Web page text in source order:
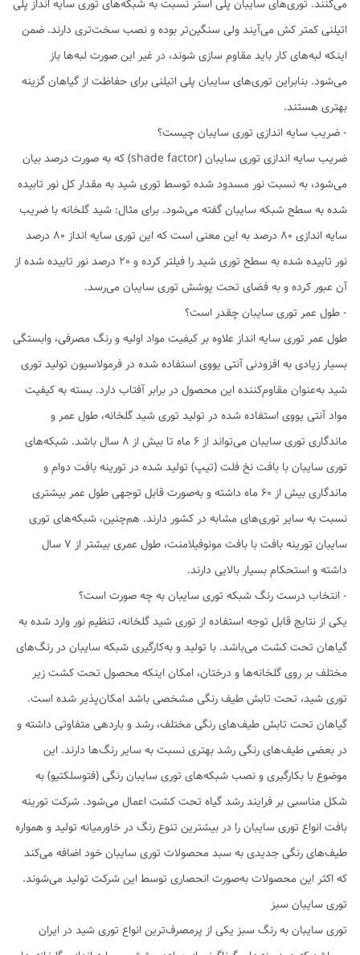
می‌کنند. توری‌های سایبان پلی استر نسبت به شبکه‌های توری سایه انداز پلی
اتیلنی کمتر کش می‌آیند ولی سنگین‌تر بوده و نصب سخت‌تری دارند. ضمن
اینکه لبه‌های کار باید مقاوم سازی شوند، در غیر این صورت لبه‌ها باز
می‌شود. بنابراین توری‌های سایبان پلی اتیلنی برای حفاظت از گیاهان گزینه
بهتری هستند.
- ضریب سایه اندازی توری سایبان چیست؟
ضریب سایه اندازی توری سایبان (shade factor) که به صورت درصد بیان
می‌شود، به نسبت نور مسدود شده توسط توری شید به مقدار کل نور تابیده
شده به سطح شبکه سایبان گفته می‌شود. برای مثال: شید گلخانه با ضریب
سایه اندازی 80 درصد به این معنی است که این توری سایه انداز 80 درصد
نور تابیده شده به سطح توری شید را فیلتر کرده و 20 درصد نور تابیده شده از
آن عبور کرده و به فضای تحت پوشش توری سایبان می‌رسد.
- طول عمر توری سایبان چقدر است؟
طول عمر توری سایه انداز علاوه بر کیفیت مواد اولیه و رنگ مصرفی، وابستگی
بسیار زیادی به افزودنی آنتی یووی استفاده شده در فرمولاسیون تولید توری
شید به‌عنوان مقاوم‌کننده این محصول در برابر آفتاب دارد. بسته به کیفیت
مواد آنتی یووی استفاده شده در تولید توری شید گلخانه، طول عمر و
ماندگاری توری سایبان می‌تواند از 6 ماه تا بیش از 8 سال باشد. شبکه‌های
توری سایبان با بافت نخ فلت (تیپ) تولید شده در تورینه بافت دوام و
ماندگاری بیش از 60 ماه داشته و به‌صورت قابل توجهی طول عمر بیشتری
نسبت به سایر توری‌های مشابه در کشور دارند. هم‌چنین، شبکه‌های توری
سایبان تورینه بافت با بافت مونوفیلامنت، طول عمری بیشتر از 7 سال
داشته و استحکام بسیار بالایی دارند.
- انتخاب درست رنگ شبکه توری سایبان به چه صورت است؟
یکی از نتایج قابل توجه استفاده از توری شید گلخانه، تنظیم نور وارد شده به
گیاهان تحت کشت می‌باشد. با تولید و به‌کارگیری شبکه سایبان در رنگ‌های
مختلف بر روی گلخانه‌ها و درختان، امکان اینکه محصول تحت کشت زیر
توری شید، تحت تابش طیف رنگی مشخصی باشد امکان‌پذیر شده است.
گیاهان تحت تابش طیف‌های رنگی مختلف، رشد و باردهی متفاوتی داشته و
در بعضی طیف‌های رنگی رشد بهتری نسبت به سایر رنگ‌ها دارند. این
موضوع با بکارگیری و نصب شبکه‌های توری سایبان رنگی (فتوسلکتیو) به
شکل مناسبی بر فرایند رشد گیاه تحت کشت اعمال می‌شود. شرکت تورینه
بافت انواع توری سایبان را در بیشترین تنوع رنگ در خاورمیانه تولید و همواره
طیف‌های رنگی جدیدی به سبد محصولات توری سایبان خود اضافه می‌کند
که اکثر این محصولات به‌صورت انحصاری توسط این شرکت تولید می‌شوند.
توری سایبان سبز
توری سایبان به رنگ سبز یکی از پرمصرف‌ترین انواع توری شید در ایران